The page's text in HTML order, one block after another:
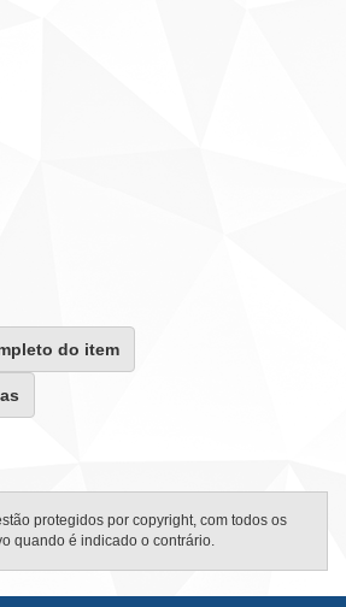
do item
protegidos por copyright, com todos os
quando é indicado o contrário.